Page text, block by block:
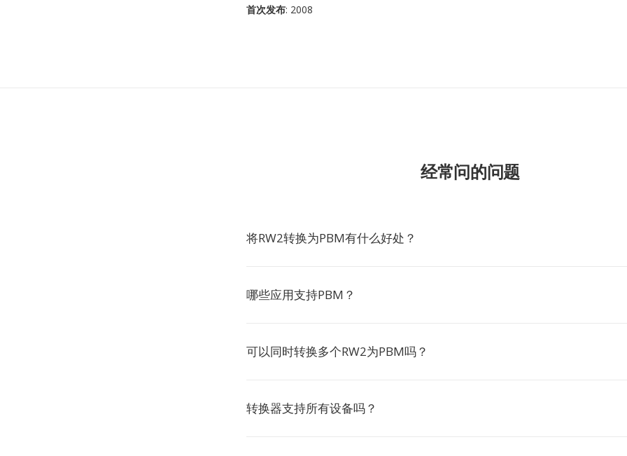
首次发布: 2008
经常问的问题
将RW2转换为PBM有什么好处？
哪些应用支持PBM？
可以同时转换多个RW2为PBM吗？
转换器支持所有设备吗？